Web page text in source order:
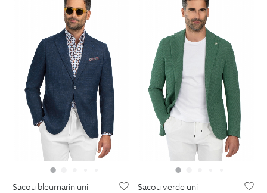
sacou bleumarin uni
sacou verde uni